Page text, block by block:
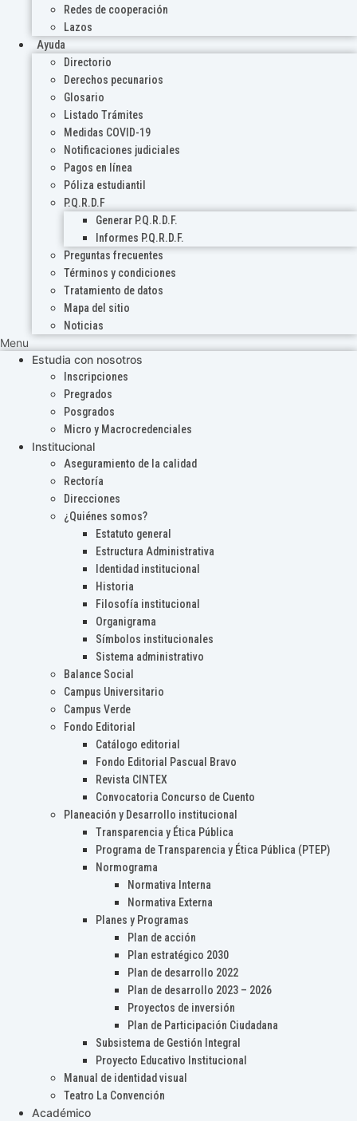
Redes de cooperación
Lazos
Ayuda
Directorio
Derechos pecunarios
Glosario
Listado Trámites
Medidas COVID-19
Notificaciones judiciales
Pagos en línea
Póliza estudiantil
P.Q.R.D.F
Generar P.Q.R.D.F.
Informes P.Q.R.D.F.
Preguntas frecuentes
Términos y condiciones
Tratamiento de datos
Mapa del sitio
Noticias
Menu
Estudia con nosotros
Inscripciones
Pregrados
Posgrados
Micro y Macrocredenciales
Institucional
Aseguramiento de la calidad
Rectoría
Direcciones
¿Quiénes somos?
Estatuto general
Estructura Administrativa
Identidad institucional
Historia
Filosofía institucional
Organigrama
Símbolos institucionales
Sistema administrativo
Balance Social
Campus Universitario
Campus Verde
Fondo Editorial
Catálogo editorial
Fondo Editorial Pascual Bravo
Revista CINTEX
Convocatoria Concurso de Cuento
Planeación y Desarrollo institucional
Transparencia y Ética Pública
Programa de Transparencia y Ética Pública (PTEP)
Normograma
Normativa Interna
Normativa Externa
Planes y Programas
Plan de acción
Plan estratégico 2030
Plan de desarrollo 2022
Plan de desarrollo 2023 – 2026
Proyectos de inversión
Plan de Participación Ciudadana
Subsistema de Gestión Integral
Proyecto Educativo Institucional
Manual de identidad visual
Teatro La Convención
Académico